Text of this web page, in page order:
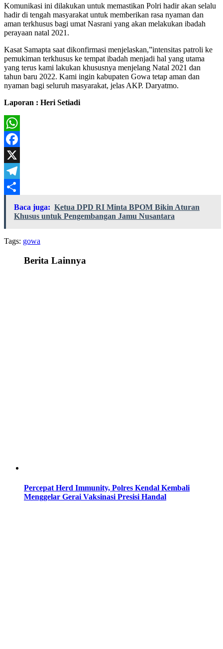
Komunikasi ini dilakukan untuk memastikan Polri hadir akan selalu
hadir di tengah masyarakat untuk memberikan rasa nyaman dan
aman terkhusus bagi umat Nasrani yang akan melakukan ibadah
perayaan natal 2021.
Kasat Samapta saat dikonfirmasi menjelaskan,”intensitas patroli ke
pemukiman terkhusus ke tempat ibadah menjadi hal yang utama
yang terus kami lakukan khususnya menjelang Natal 2021 dan
tahun baru 2022. Kami ingin kabupaten Gowa tetap aman dan
nyaman bagi seluruh masyarakat, jelas AKP. Daryatmo.
Laporan : Heri Setiadi
WhatsApp
Facebook
X
Telegram
Share
Baca juga: Ketua DPD RI Minta BPOM Bikin Aturan
Khusus untuk Pengembangan Jamu Nusantara
Tags: gowa
Berita Lainnya
Percepat Herd Immunity, Polres Kendal Kembali
Menggelar Gerai Vaksinasi Presisi Handal